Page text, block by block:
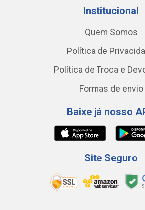
Institucional
Quem Somos
Política de
Política de Troca e
Formas de envio
Baixe já nosso
Site Seguro